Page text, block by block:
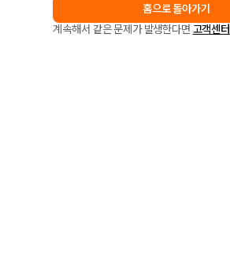
홈으로 돌아가기
계속해서 같은 문제가 발생한다면 고객센터